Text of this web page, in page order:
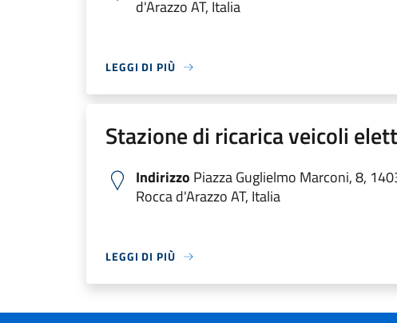
d'Arazzo AT, Italia
LEGGI DI PIÙ
Stazione di ricarica veicoli
Indirizzo Piazza Guglielmo Marconi, 8,
Rocca d'Arazzo AT, Italia
LEGGI DI PIÙ